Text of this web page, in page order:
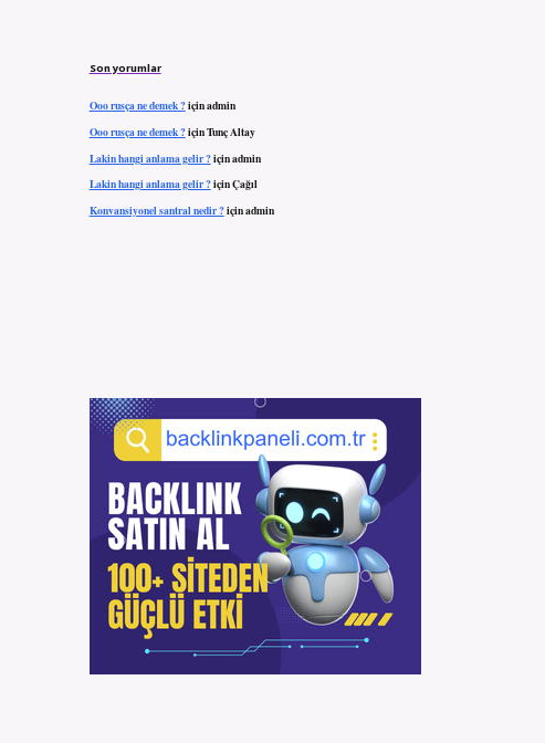
Son yorumlar
Ooo rusça ne demek ?içinadmin
Ooo rusça ne demek ?içinTunç Altay
Lakin hangi anlama gelir ?içinadmin
Lakin hangi anlama gelir ?içinÇağıl
Konvansiyonel santral nedir ?içinadmin